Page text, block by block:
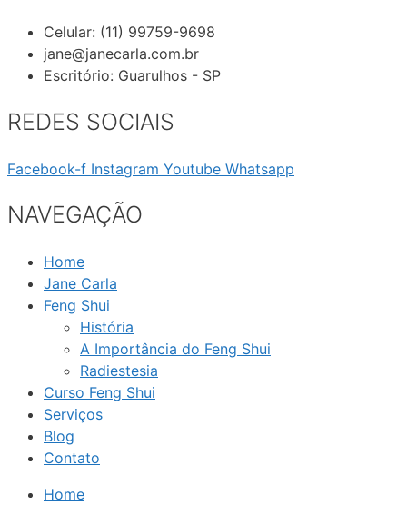
Celular: (11) 99759-9698
jane@janecarla.com.br
Escritório: Guarulhos - SP
REDES SOCIAIS
Facebook-f Instagram Youtube Whatsapp
NAVEGAÇÃO
Home
Jane Carla
Feng Shui
História
A Importância do Feng Shui
Radiestesia
Curso Feng Shui
Serviços
Blog
Contato
Home